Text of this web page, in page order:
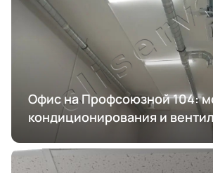
Офис на Профсоюзной 104:
кондиционирования и